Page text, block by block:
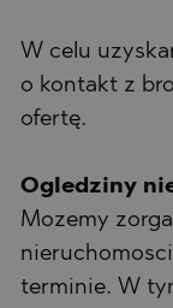
W celu
o kontakt z
ofertę.
Ogledziny
Mozemy
terminie. W